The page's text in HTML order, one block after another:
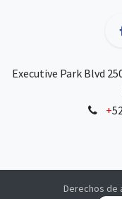
Executive Park Blvd
+
Derechos de